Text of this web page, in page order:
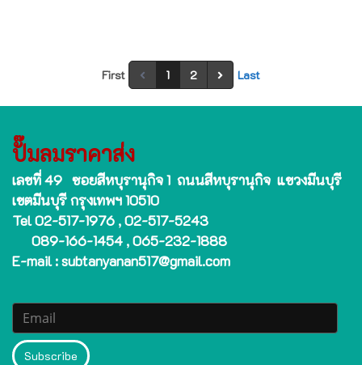
First 1 2 Last
ปั๊มลมราคาส่ง
เลขที่ 49 ซอยสีหบุรานุกิจ 1 ถนนสีหบุรานุกิจ แขวงมีนบุรี
เขตมีนบุรี กรุงเทพฯ 10510
Tel 02-517-1976 , 02-517-5243
089-166-1454 , 065-232-1888
E-mail : subtanyanan517@gmail.com
Subscribe